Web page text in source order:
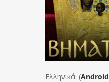
Ελληνικά: (Android